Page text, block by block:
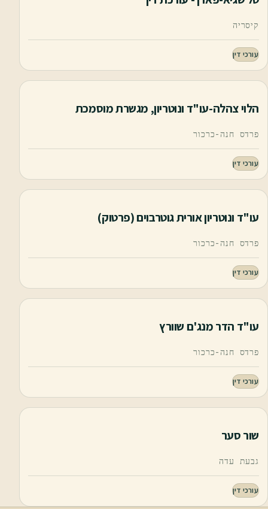
קיסריה
עורכי דין
הלוי צהלה-עו"ד ונוטריון, מגשרת מוסמכת
פרדס חנה-כרכור
עורכי דין
עו"ד ונוטריון אורית גוטרבוים (פרטוק)
פרדס חנה-כרכור
עורכי דין
עו"ד הדר מנג'ם שוורץ
פרדס חנה-כרכור
עורכי דין
שור סער
גבעת עדה
עורכי דין